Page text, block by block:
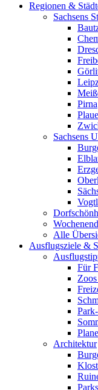
Regionen &
Sachsens
Pirna
Sachsens
Alle
Ausflugsziele &
Für
Architektur